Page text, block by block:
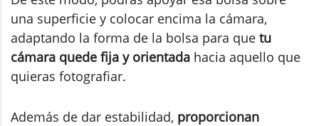
una superficie y colocar encima la cámara,
adaptando la forma de la bolsa para que tu
cámara quede fija y orientada hacia aquello que
quieras fotografiar.
Además de dar estabilidad, proporcionan